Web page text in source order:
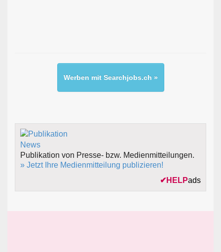
Werben mit Searchjobs.ch »
Publikation von Presse- bzw. Medienmitteilungen.
» Jetzt Ihre Medienmitteilung publizieren!
✔ HELPads